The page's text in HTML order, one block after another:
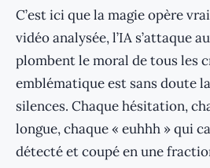
C’est ici que la magie opère
vidéo analysée, l’IA s’attaque
plombent le moral de tous les
emblématique est sans doute
silences. Chaque hésitation,
longue, chaque « euhhh » qui
détecté et coupé en une